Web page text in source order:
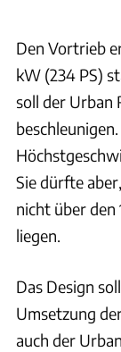
Den Vortrieb
kW (234 PS)
soll der Urban
Sie dürfte
nicht über den
liegen.
Das Design
Umsetzung
auch der